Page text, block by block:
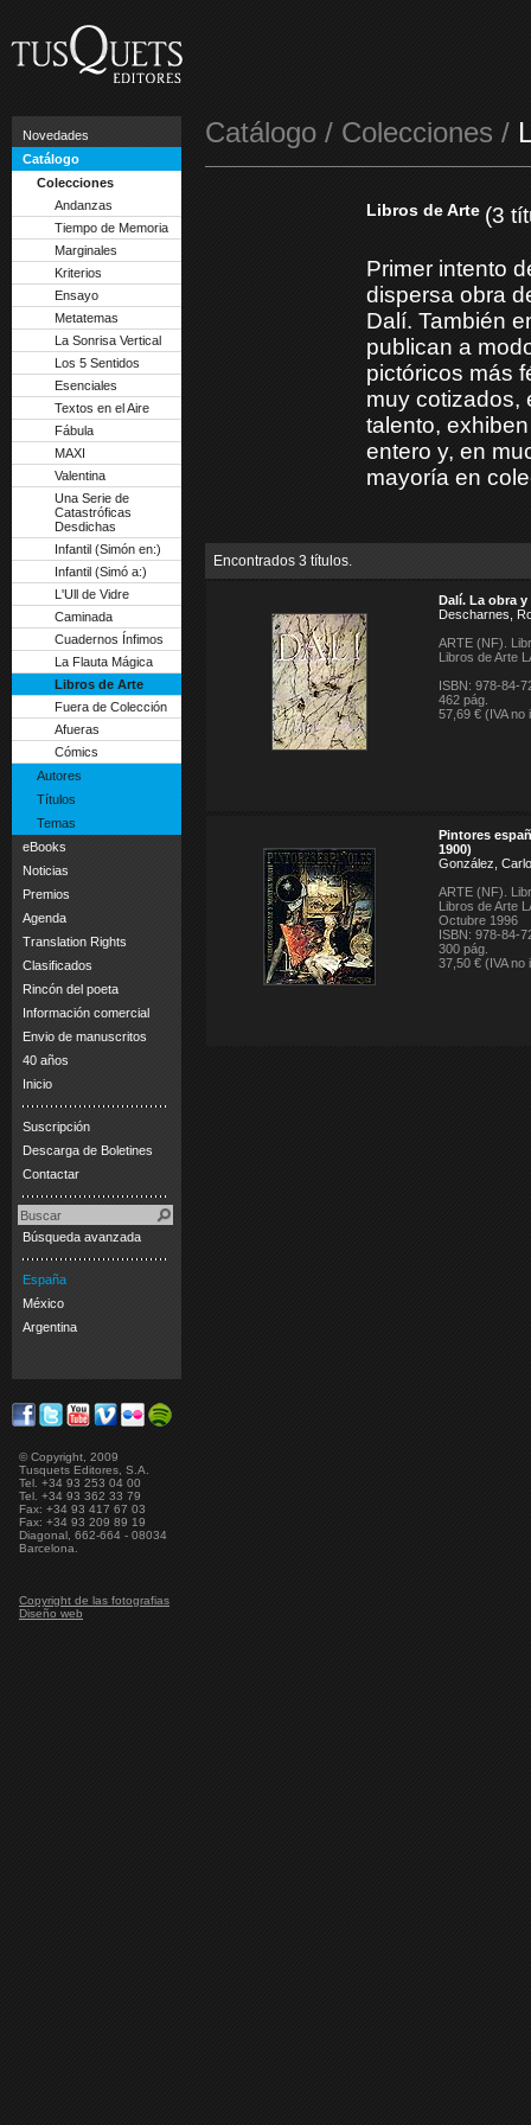
Novedades
Catálogo
Colecciones
Andanzas
Tiempo de Memoria
Marginales
Kriterios
Ensayo
Metatemas
La Sonrisa Vertical
Los 5 Sentidos
Esenciales
Textos en el Aire
Fábula
MAXI
Valentina
Una Serie de
Catastróficas
Desdichas
Infantil (Simón en:)
Infantil (Simó a:)
L'Ull de Vidre
Caminada
Cuadernos Ínfimos
La Flauta Mágica
Libros de Arte
Fuera de Colección
Afueras
Cómics
Autores
Títulos
Temas
eBooks
Noticias
Premios
Agenda
Translation Rights
Clasificados
Rincón del poeta
Información comercial
Envio de manuscritos
40 años
Inicio
Suscripción
Descarga de Boletines
Contactar
Búsqueda avanzada
España
México
Argentina
© Copyright, 2009
Tusquets Editores, S.A.
Tel. +34 93 253 04 00
Tel. +34 93 362 33 79
Fax: +34 93 417 67 03
Fax: +34 93 209 89 19
Diagonal, 662-664 - 08034
Barcelona.
Copyright de las fotografias
Diseño web
Catálogo / Colecciones /
Libros de Arte (3
Primer intento
dispersa obra
Dalí. También
publican a
pictóricos más
muy cotizados,
talento,
entero y, en
mayoría en
Encontrados 3 títulos.
Dalí. La obra
Descharnes,
ARTE (NF).
Libros de Arte
ISBN: 978-84-
462 pág.
57,69 € (IVA no
Pintores
1900)
González,
ARTE (NF).
Libros de Arte
Octubre 1996
ISBN: 978-84-
300 pág.
37,50 € (IVA no